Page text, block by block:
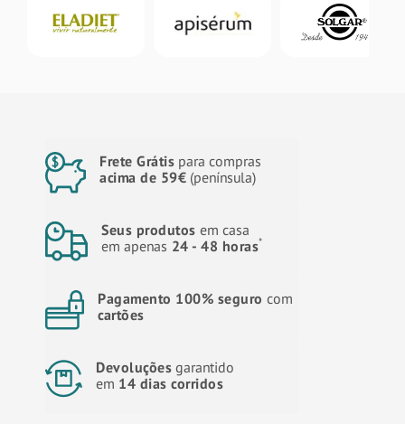
Frete Grátis para compras
acima de 59€ (península)
Seus produtos em casa
em apenas 24 - 48 horas*
Pagamento 100% seguro com
cartões
Devoluções garantido
em 14 dias corridos